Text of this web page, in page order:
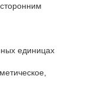
единицах